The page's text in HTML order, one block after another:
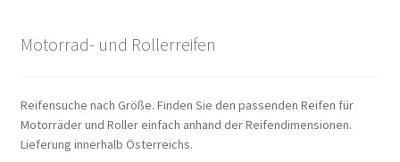
Motorrad- und Rollerreifen
Reifensuche nach Größe. Finden Sie den passenden Reifen für
Motorräder und Roller einfach anhand der Reifendimensionen.
Lieferung innerhalb Österreichs.